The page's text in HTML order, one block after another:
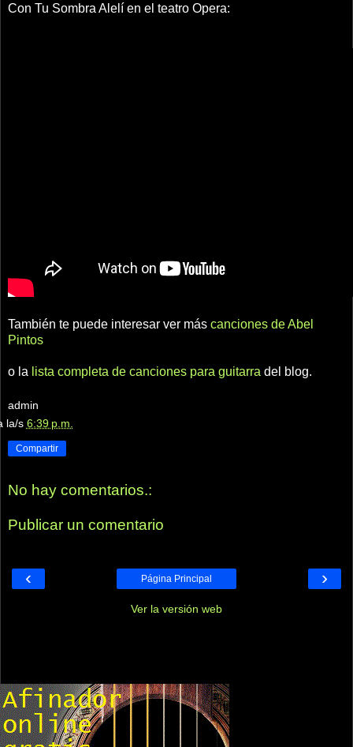
Con Tu Sombra Alelí en el teatro Opera:
También te puede interesar ver más canciones de Abel
Pintos
o la lista completa de canciones para guitarra del blog.
admin
la/s 6:39 p.m.
Compartir
No hay comentarios.:
Publicar un comentario
‹ ›
Página Principal
Ver la versión web